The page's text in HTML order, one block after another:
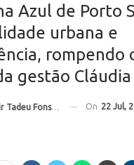
Azul de Porto
urbana e
rompendo
gestão
Fonseca On 22 Jul,